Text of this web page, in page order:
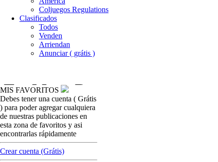
Coljuegos Regulations
Clasificados
Todos
Venden
Arriendan
Anunciar ( grátis )
casinos-colombia-noticias
Mundo Video escala 561,725 posiciones en
90 días en internet
[ Cerrar X ]
Advertisement
MIS FAVORITOS
Debes tener una cuenta ( Grátis
) para poder agregar cualquiera
de nuestras publicaciones en
esta zona de favoritos y asi
encontrarlas rápidamente
Crear cuenta (Grátis)